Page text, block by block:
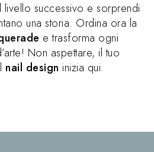
livello successivo e sorprendi
una storia. Ordina ora la
e trasforma ogni
Non aspettare, il tuo
nail design inizia qui.